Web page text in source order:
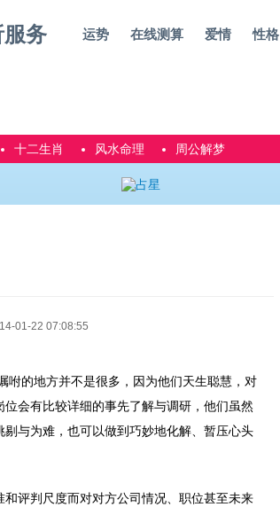
运势 在线测算 爱情 性格
十二生肖 风水命理 周公解梦
01-22 07:08:55
咐的地方并不是很多，因为他们天生聪慧，对
会有比较详细的事先了解与调研，他们虽然
与为难，也可以做到巧妙地化解、暂压心头
评判尺度而对对方公司情况、职位甚至未来